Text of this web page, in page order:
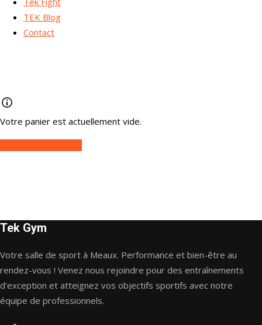
TEK Blog
Contact
Votre panier est actuellement vide.
Tek Gym
Votre salle de sport à Meaux. Performance et bien-être au
rendez-vous ! Venez nous rejoindre pour des entraînements
d'exception et atteignez vos objectifs sportifs avec notre
équipe de professionnels.